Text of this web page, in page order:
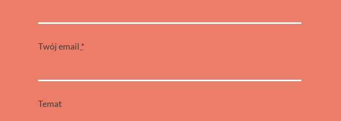
Twój email *
Temat